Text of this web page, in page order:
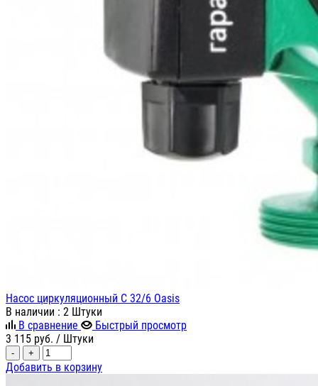
Насос циркуляционный С 32/6 Oasis
В наличии : 2 Штуки
В сравнение
Быстрый просмотр
3 115 руб. / Штуки
- +
Добавить в корзину